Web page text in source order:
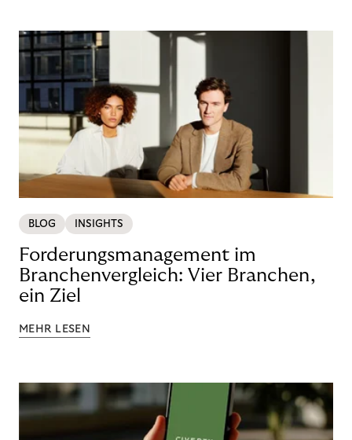
BLOG INSIGHTS
Forderungsmanagement im
Branchenvergleich: Vier Branchen,
ein Ziel
MEHR LESEN